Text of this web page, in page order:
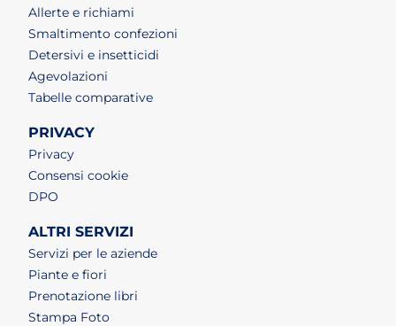
Allerte e richiami
Smaltimento confezioni
Detersivi e insetticidi
Agevolazioni
Tabelle comparative
PRIVACY
Privacy
Consensi cookie
DPO
ALTRI SERVIZI
Servizi per le aziende
Piante e fiori
Prenotazione libri
Stampa Foto